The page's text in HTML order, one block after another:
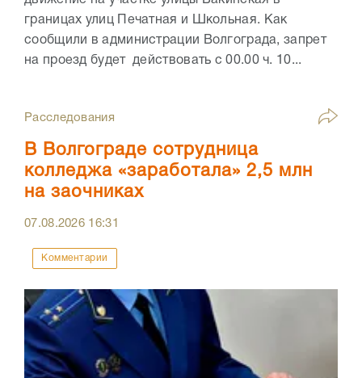
границах улиц Печатная и Школьная. Как
сообщили в администрации Волгограда, запрет
на проезд будет действовать с 00.00 ч. 10...
Расследования
В Волгограде сотрудница
колледжа «заработала» 2,5 млн
на заочниках
07.08.2026 16:31
Комментарии